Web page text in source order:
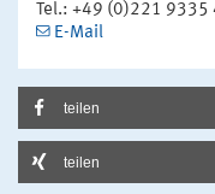
Tel.: +49 (0)221 9335
E-Mail
teilen
teilen